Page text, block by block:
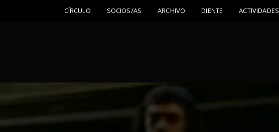
CÍRCULO SOCIOS/AS ARCHIVO DIENTE ACTIVIDADES